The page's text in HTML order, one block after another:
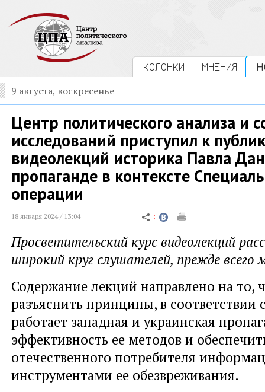
КОЛОНКИ МНЕНИЯ
9 августа, воскресенье
Центр политического анализа и
исследований приступил к
видеолекций историка Павла
пропаганде в контексте
операции
18 января 2024 / 13:04
Просветительский курс видеолекций
широкий круг слушателей, прежде всего
Содержание лекций направлено на то,
разъяснить принципы, в соответствии
работает западная и украинская
эффективность ее методов и
отечественного потребителя
инструментами ее обезвреживания.